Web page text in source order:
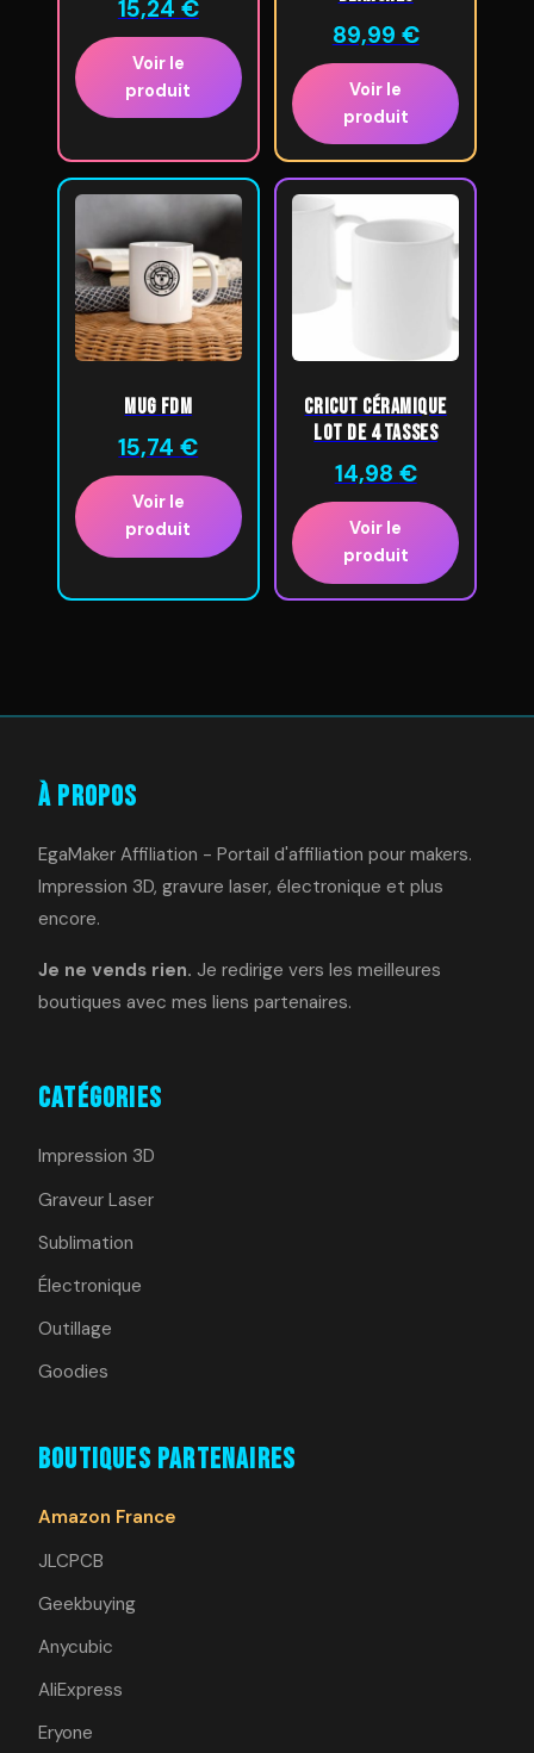
15,24 €
Voir le
produit
89,99 €
Voir le
produit
Mug FDM
15,74€
Voir le
produit
Cricut Céramique
Lot de 4 tasses
14,98 €
Voir le
produit
À Propos
EgaMaker Affiliation - Portail d'affiliation pour makers.
Impression 3D, gravure laser, électronique et plus
encore.
Je ne vends rien. Je redirige vers les meilleures
boutiques avec mes liens partenaires.
Catégories
Impression 3D
Graveur Laser
Sublimation
Électronique
Outillage
Goodies
Boutiques Partenaires
Amazon France
JLCPCB
Geekbuying
Anycubic
AliExpress
Eryone